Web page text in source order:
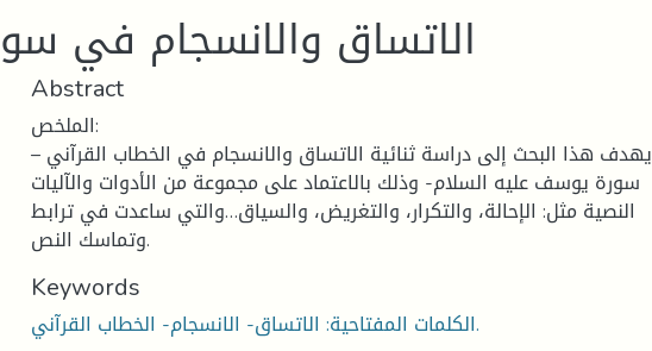
الاتساق والانسجام في
Abstract
الملخص:
يهدف هذا البحث إلى دراسة ثنائية الاتساق والانسجام في الخطاب القرآني –
سورة يوسف عليه السلام- وذلك بالاعتماد على مجموعة من الأدوات والآليات
النصية مثل: الإحالة، والتكرار، والتغريض، والسياق…والتي ساعدت في ترابط
وتماسك النص.
Keywords
الكلمات المفتاحية: الاتساق- الانسجام- الخطاب القرآني.